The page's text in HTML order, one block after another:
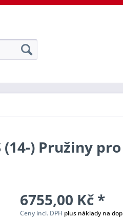
(14-) Pružiny pro
6755,00 Kč *
Ceny incl. DPH plus náklady na